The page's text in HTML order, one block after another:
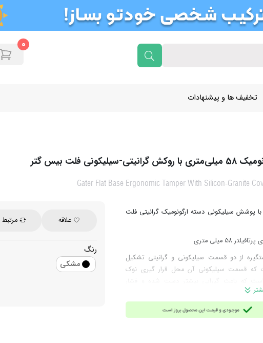
0
تخفیف ها و پیشنهادات
سیلیکونی فلت بیس گتر
Gater Flat Base Ergonomic Tamper With Silicon-Granite
با پوشش سیلیکونی دسته ارگونومیک گرانیتی فلت
58 میلی متری
از دو قسمت سیلیکونی و گرانیتی تشکیل
قسمت سیلیکونی آن محل قرار گیری نوک
می کند.
ضد زنگ
علاقه مرتبط
رنگ
مشکی